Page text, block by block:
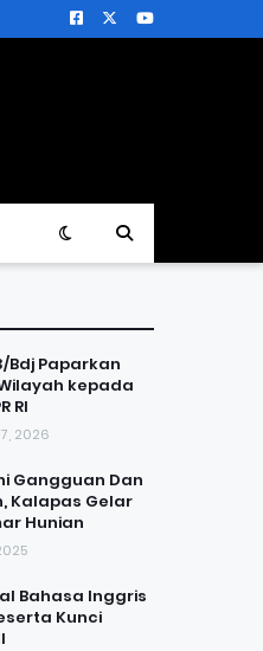
Bdj Paparkan
kepada
RI
2026
Gangguan Dan
Kalapas Gelar
Hunian
Bahasa Inggris
Kunci